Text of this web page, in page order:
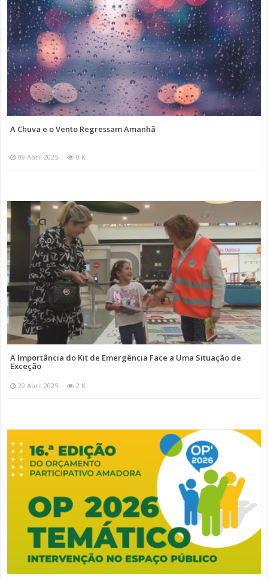
A Chuva e o Vento Regressam Amanhã
09 Abril 2025 0 K
A Importância do Kit de Emergência Face a Uma Situação de
Exceção
29 Abril 2025 2 K